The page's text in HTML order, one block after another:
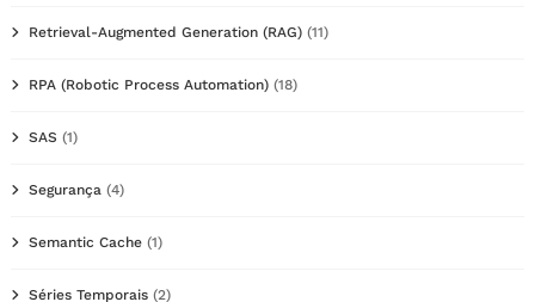
Retrieval-Augmented Generation (RAG) (11)
RPA (Robotic Process Automation) (18)
SAS (1)
Segurança (4)
Semantic Cache (1)
Séries Temporais (2)